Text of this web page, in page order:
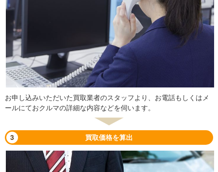
お申し込みいただいた買取業者のスタッフより、お電話もしくはメ
ールにておクルマの詳細な内容などを伺います。
3 買取価格を算出